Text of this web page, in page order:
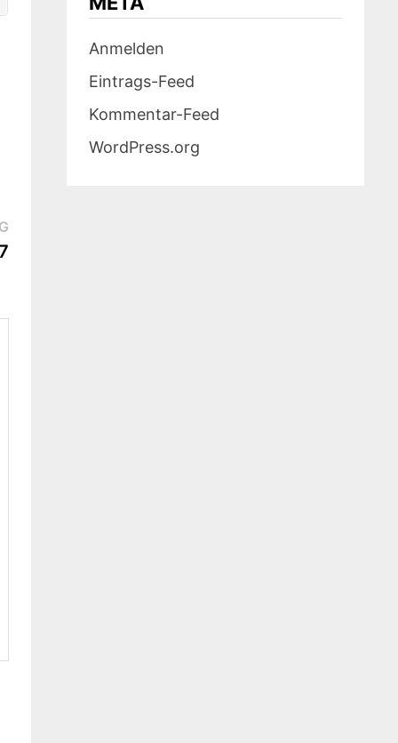
Nächster
Beitrag:
Anmelden
Eintrags-Feed
Kommentar-Feed
WordPress.org